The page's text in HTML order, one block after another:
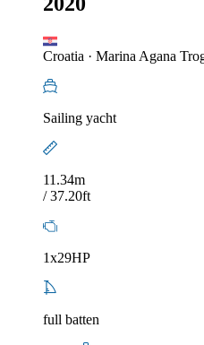
Croatia · Marina Agana
Sailing yacht
11.34m
/ 37.20ft
1x29HP
full batten